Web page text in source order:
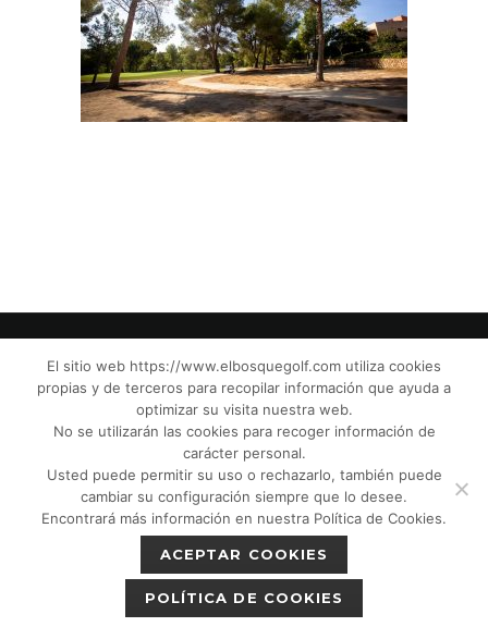
© El Bosque Club de Golf |Aviso Legal|
Política de Privacidad| Política de Cookies
Política de devoluciones|
Protección de Menores CPM”|
El sitio web https://www.elbosquegolf.com utiliza cookies
propias y de terceros para recopilar información que ayuda a
optimizar su visita nuestra web.
No se utilizarán las cookies para recoger información de
carácter personal.
Usted puede permitir su uso o rechazarlo, también puede
cambiar su configuración siempre que lo desee.
Encontrará más información en nuestra Política de Cookies.
ACEPTAR COOKIES
POLÍTICA DE COOKIES